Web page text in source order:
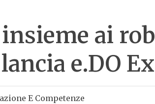
ai
e.DO
E Competenze